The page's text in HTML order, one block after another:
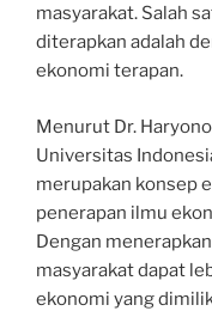
masyarakat. Salah
diterapkan adalah
ekonomi terapan.
Menurut Dr.
Universitas
merupakan konsep
penerapan ilmu
Dengan
masyarakat dapat
ekonomi yang